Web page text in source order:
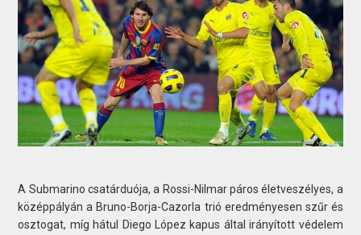
A Submarino csatárduója, a Rossi-Nilmar páros életveszélyes, a
középpályán a Bruno-Borja-Cazorla trió eredményesen szűr és
osztogat, míg hátul Diego López kapus által irányított védelem